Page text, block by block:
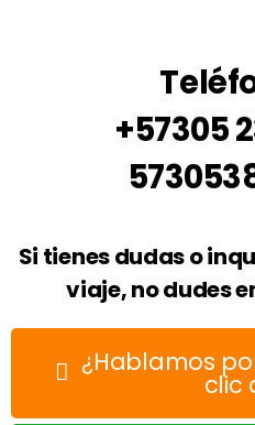
+57305
Si tienes dudas o
viaje, no dudes
¿Hablamos
clic